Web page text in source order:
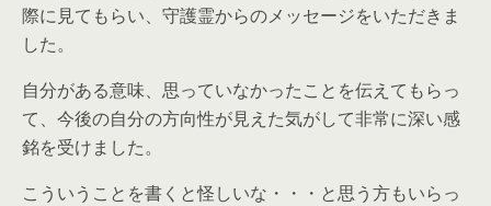
際に見てもらい、守護霊からのメッセージをいただきま
した。
自分がある意味、思っていなかったことを伝えてもらっ
て、今後の自分の方向性が見えた気がして非常に深い感
銘を受けました。
こういうことを書くと怪しいな・・・と思う方もいらっ